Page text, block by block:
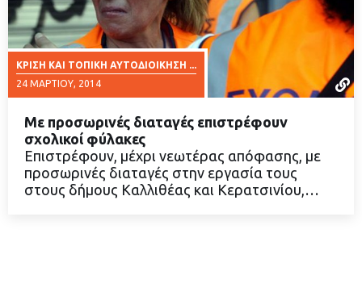
ΚΡΊΣΗ ΚΑΙ ΤΟΠΙΚΉ ΑΥΤΟΔΙΟΊΚΗΣΗ ...
24 ΜΑΡΤΊΟΥ, 2014
ΔΙΑΒΑΣΤΕ ΠΕΡΙΣΣΟΤΕΡΑ
Με προσωρινές διαταγές επιστρέφουν
σχολικοί φύλακες
Επιστρέφουν, μέχρι νεωτέρας απόφασης, με
προσωρινές διαταγές στην εργασία τους
στους δήμους Καλλιθέας και Κερατσινίου,…